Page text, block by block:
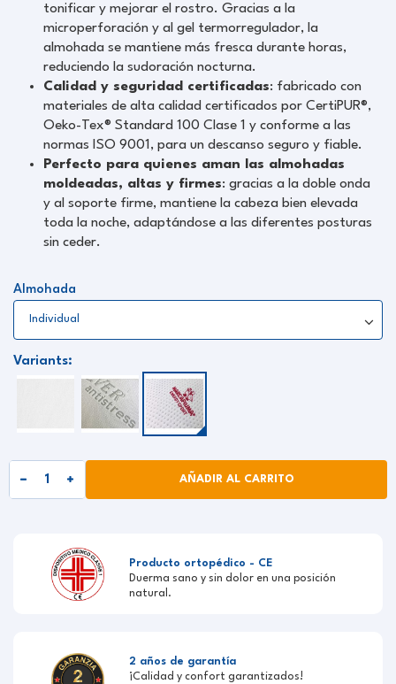
tonificar y mejorar el rostro. Gracias a la
microperforación y al gel termorregulador, la
almohada se mantiene más fresca durante horas,
reduciendo la sudoración nocturna.
Calidad y seguridad certificadas: fabricado con
materiales de alta calidad certificados por CertiPUR®,
Oeko-Tex® Standard 100 Clase 1 y conforme a las
normas ISO 9001, para un descanso seguro y fiable.
Perfecto para quienes aman las almohadas
moldeadas, altas y firmes: gracias a la doble onda
y al soporte firme, mantiene la cabeza bien elevada
toda la noche, adaptándose a las diferentes posturas
sin ceder.
Almohada
Variants:
AÑADIR AL CARRITO
Producto ortopédico - CE
Duerma sano y sin dolor en una posición
natural.
2 años de garantía
¡Calidad y confort garantizados!